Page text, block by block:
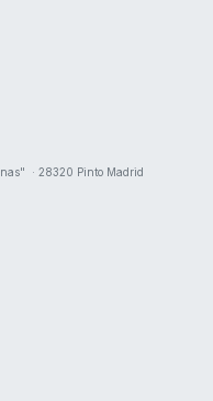
· 28320 Pinto Madrid